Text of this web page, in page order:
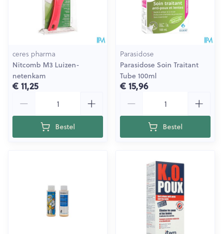
ceres pharma
Nitcomb M3 Luizen-
netenkam
€ 11,25
Bestel
Parasidose
Parasidose Soin Traitant
Tube 100ml
€ 15,96
Bestel